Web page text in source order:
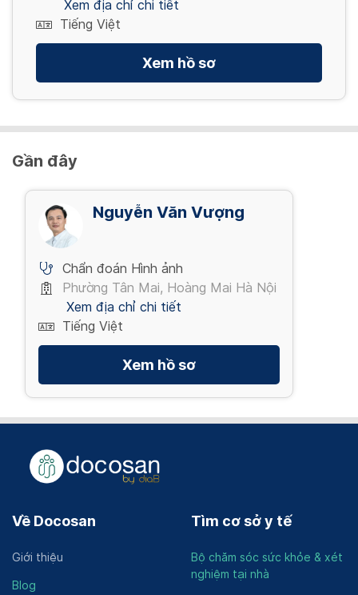
Xem địa chỉ chi tiết
Tiếng Việt
Xem hồ sơ
Gần đây
Nguyễn Văn Vượng
Chẩn đoán Hình ảnh
Phường Tân Mai, Hoàng Mai Hà Nội
Xem địa chỉ chi tiết
Tiếng Việt
Xem hồ sơ
Về Docosan
Giới thiệu
Blog
Tìm cơ sở y tế
Bộ chăm sóc sức khỏe & xét
nghiệm tại nhà